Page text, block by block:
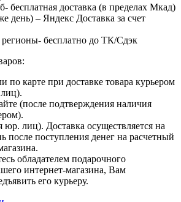
бесплатная доставка (в пределах Мкад)
день) – Яндекс Доставка за счет
регионы- бесплатно до ТК/Сдэк
по карте при доставке товара курьером
(после подтверждения наличия
юр. лиц). Доставка осуществляется на
после поступления денег на расчетный
обладателем подарочного
интернет-магазина, Вам
его курьеру.